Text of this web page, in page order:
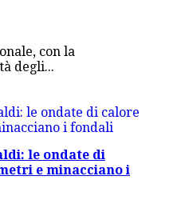
con la
degli...
le ondate di
e minacciano i